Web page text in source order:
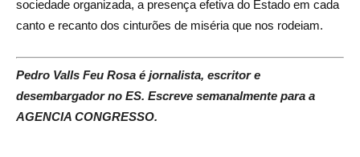
sociedade organizada, a presença efetiva do Estado em cada
canto e recanto dos cinturões de miséria que nos rodeiam.
Pedro Valls Feu Rosa é jornalista, escritor e
desembargador no ES. Escreve semanalmente para a
AGENCIA CONGRESSO.